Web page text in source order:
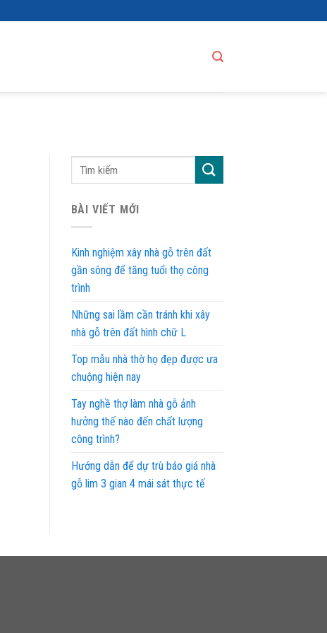
BÀI VIẾT MỚI
Kinh nghiệm xây nhà gỗ trên đất
gần sông để tăng tuổi thọ công
trình
Những sai lầm cần tránh khi xây
nhà gỗ trên đất hình chữ L
Top mẫu nhà thờ họ đẹp được ưa
chuộng hiện nay
Tay nghề thợ làm nhà gỗ ảnh
hưởng thế nào đến chất lượng
công trình?
Hướng dẫn để dự trù báo giá nhà
gỗ lim 3 gian 4 mái sát thực tế